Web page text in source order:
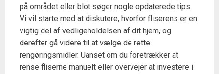
på området eller blot søger nogle opdaterede tips.
Vi vil starte med at diskutere, hvorfor fliserens er en
vigtig del af vedligeholdelsen af dit hjem, og
derefter gå videre til at vælge de rette
rengøringsmidler. Uanset om du foretrækker at
rense fliserne manuelt eller overvejer at investere i